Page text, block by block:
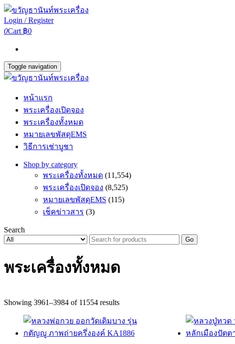
Login / Register
0Cart ฿0
Toggle navigation
หน้าแรก
พระเครื่องเปิดจอง
พระเครื่องทั้งหมด
หมายเลขพัสดุEMS
วิธีการเช่าบูชา
Shop by category
พระเครื่องทั้งหมด (11,554)
พระเครื่องเปิดจอง (8,525)
หมายเลขพัสดุEMS (115)
เช็คข่าวสาร (3)
Search
Go
พระเครื่องทั้งหมด
Showing 3961–3984 of 11554 resultsSorted
latest